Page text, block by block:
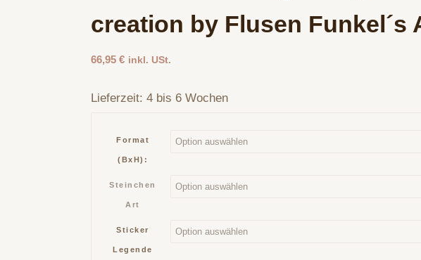
creation by Flusen Funkel´s
66,95 € inkl. USt.
Lieferzeit: 4 bis 6 Wochen
Format
(BxH):
Steinchen
Art
Sticker
Legende